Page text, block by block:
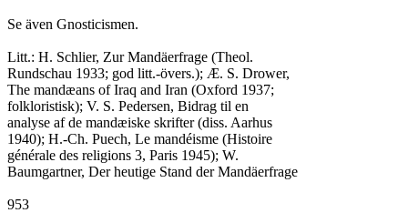
Se även Gnosticismen.
Litt.: H. Schlier, Zur Mandäerfrage (Theol.
Rundschau 1933; god litt.-övers.); Æ. S. Drower,
The mandæans of Iraq and Iran (Oxford 1937;
folkloristisk); V. S. Pedersen, Bidrag til en
analyse af de mandæiske skrifter (diss. Aarhus
1940); H.-Ch. Puech, Le mandéisme (Histoire
générale des religions 3, Paris 1945); W.
Baumgartner, Der heutige Stand der Mandäerfrage
953